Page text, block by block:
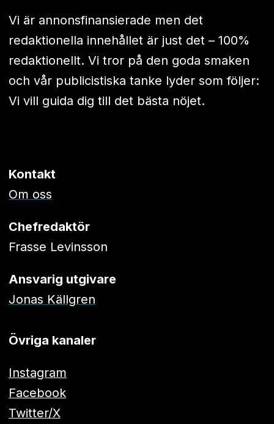
Vi är annonsfinansierade men det
redaktionella innehållet är just det – 100%
redaktionellt. Vi tror på den goda smaken
och vår publicistiska tanke lyder som följer:
Vi vill guida dig till det bästa nöjet.
Kontakt
Om oss
Chefredaktör
Frasse Levinsson
Ansvarig utgivare
Jonas Källgren
Övriga kanaler
Instagram
Facebook
Twitter/X